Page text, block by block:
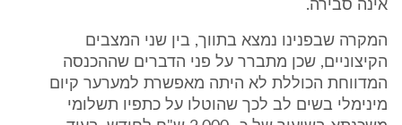
אינה סבירה.
המקרה שבפנינו נמצא בתווך, בין שני המצבים
הקיצוניים, שכן מתברר על פני הדברים שההכנסה
המדווחת הכוללת לא היתה מאפשרת למערער קיום
מינימלי בשים לב לכך שהוטלו על כתפיו תשלומי